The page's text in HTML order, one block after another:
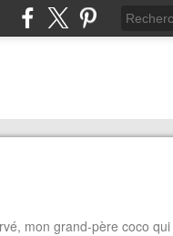
mon grand-père coco qui